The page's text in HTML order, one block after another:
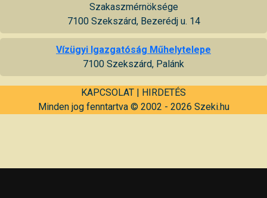
Szakaszmérnöksége
7100 Szekszárd, Bezerédj u. 14
Vízügyi Igazgatóság Műhelytelepe
7100 Szekszárd, Palánk
KAPCSOLAT | HIRDETÉS
Minden jog fenntartva © 2002 - 2026 Szeki.hu